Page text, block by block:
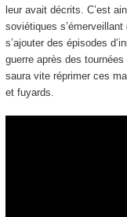
leur avait décrits. C’est
soviétiques
s’ajouter des épisodes
guerre après des
saura vite réprimer ces
et fuyards.